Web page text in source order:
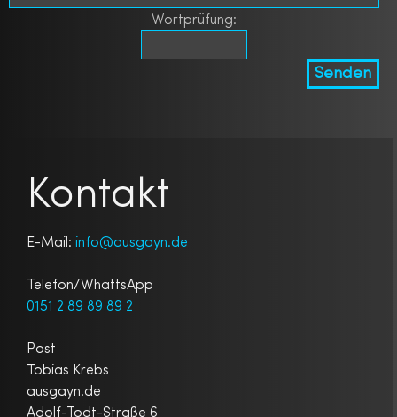
Wortprüfung:
Kontakt
E-Mail: info@ausgayn.de
Telefon/WhattsApp
0151 2 89 89 89 2
Post
Tobias Krebs
ausgayn.de
Adolf-Todt-Straße 6